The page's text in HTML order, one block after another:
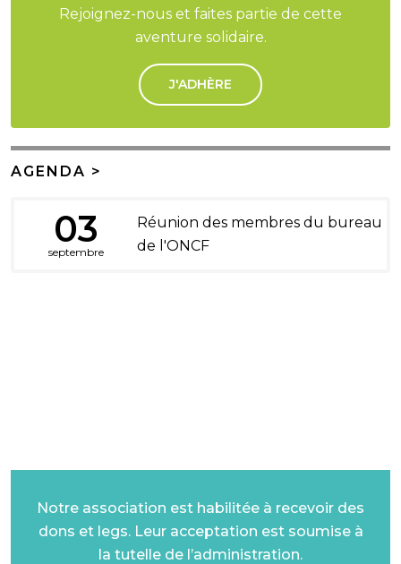
Rejoignez-nous et faites partie de cette
aventure solidaire.
J'ADHÈRE
AGENDA >
03
septembre
Réunion des membres du bureau
de l'ONCF
Notre association est habilitée à recevoir des
dons et legs. Leur acceptation est soumise à
la tutelle de l’administration.